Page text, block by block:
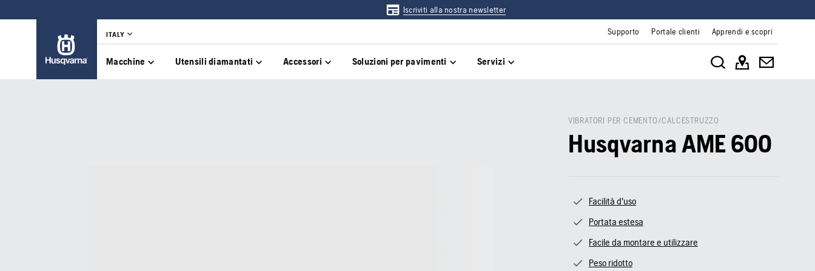
Iscriviti alla nostra newsletter
ITALY Supporto Portale clienti Apprendi e scopri
Macchine Utensili diamantati Accessori Soluzioni per pavimenti Servizi
VIBRATORI PER CEMENTO/CALCESTRUZZO
Husqvarna AME 600
Facilità d'uso
Portata estesa
Facile da montare e utilizzare
Peso ridotto